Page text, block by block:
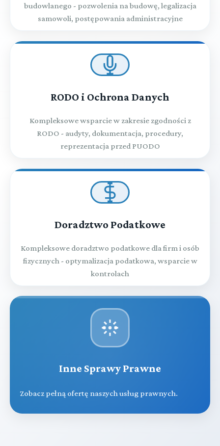
budowlanego - pozwolenia na budowę, legalizacja
samowoli, postępowania administracyjne
RODO i Ochrona Danych
Kompleksowe wsparcie w zakresie zgodności z
RODO - audyty, dokumentacja, procedury,
reprezentacja przed PUODO
Doradztwo Podatkowe
Kompleksowe doradztwo podatkowe dla firm i osób
fizycznych - optymalizacja podatkowa, wsparcie w
kontrolach
Inne Sprawy Prawne
Zobacz pełną ofertę naszych usług prawnych.